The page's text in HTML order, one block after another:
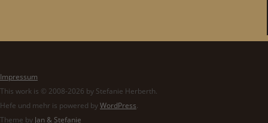
Impressum
This work is © 2008-2026 by Stefanie Herberth.
Hefe und mehr is powered byWordPress.
Theme by Jan & Stefanie